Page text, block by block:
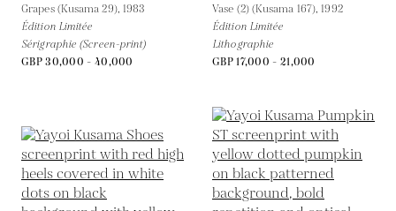
Grapes (Kusama 29), 1983
Édition Limitée
Sérigraphie (Screen-print)
GBP 30,000 - 40,000
Vase (2) (Kusama 167),1992
Édition Limitée
Lithographie
GBP 17,000 - 21,000